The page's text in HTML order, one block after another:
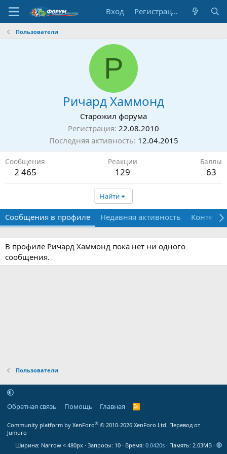
Вход Регистрация
Пользователи
Р
Ричард Хаммонд
Старожил форума
Регистрация 22.08.2010
Последняя активность 12.04.2015
Сообщения
2 465
Реакции
129
Баллы
63
Найти
Сообщения в профиле Недавняя активность Контент
В профиле Ричард Хаммонд пока нет ни одного
сообщения.
Пользователи
Обратная связь Помощь Главная
R
Community platform by XenForo® © 2010-2026 XenForo Ltd. Перевод от
Jumuro
Ширина
Запросы 10 Время 0.0420s Память 2.03MB